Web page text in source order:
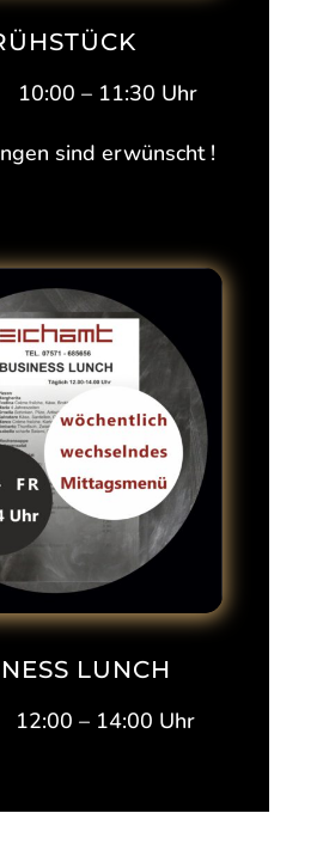
10:00 – 11:30 Uhr
sind erwünscht !
LUNCH
12:00 – 14:00 Uhr